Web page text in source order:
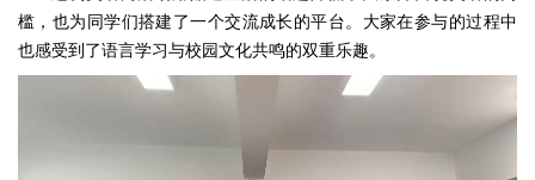
槛，也为同学们搭建了一个交流成长的平台。大家在参与的过程中
也感受到了语言学习与校园文化共鸣的双重乐趣。